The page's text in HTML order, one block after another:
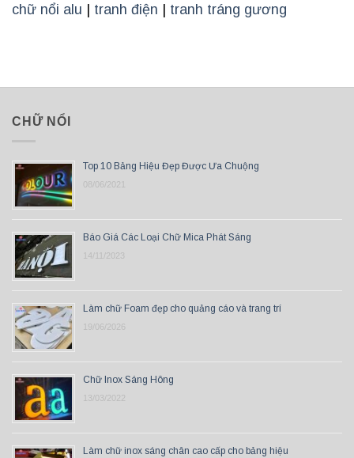
chữ nổi alu | tranh điện | tranh tráng gương
CHỮ NỔI
Top 10 Bảng Hiệu Đẹp Được Ưa Chuộng
08/06/2021
Báo Giá Các Loại Chữ Mica Phát Sáng
14/11/2023
Làm chữ Foam đẹp cho quảng cáo và trang trí
19/06/2026
Chữ Inox Sáng Hông
13/03/2022
Làm chữ inox sáng chân cao cấp cho bảng hiệu